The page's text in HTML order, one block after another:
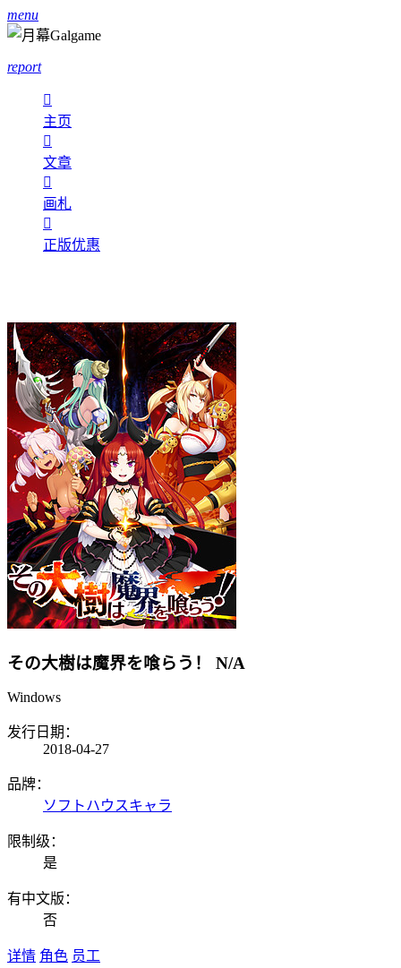
menu
report

主页

文章

画札

正版优惠
その大樹は魔界を喰らう！ N/A
Windows
发行日期：
2018-04-27
品牌：
ソフトハウスキャラ
限制级：
是
有中文版：
否
详情 角色 员工